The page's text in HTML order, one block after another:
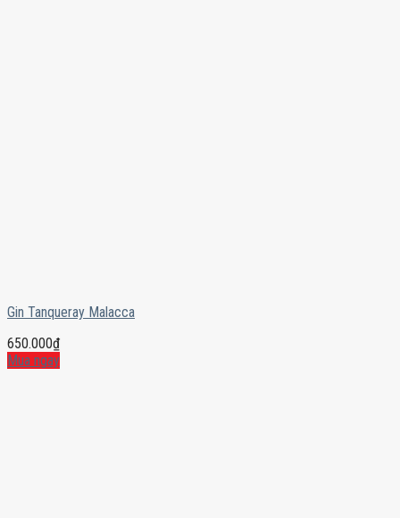
Gin Tanqueray Malacca
650.000₫
Mua ngay